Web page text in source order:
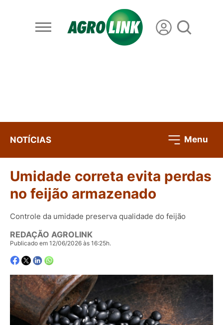
NOTÍCIAS Menu
Umidade correta evita perdas
no feijão armazenado
Controle da umidade preserva qualidade do feijão
REDAÇÃO AGROLINK
Publicado em 12/06/2026 às 16:25h.